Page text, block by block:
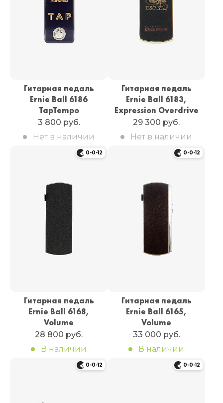
Гитарная педаль
Ernie Ball 6186
TapTempo
3 800 руб.
Нет в наличии
Гитарная педаль
Ernie Ball 6183,
Expression Overdrive
29 300 руб.
Нет в наличии
0-0-12
Гитарная педаль
Ernie Ball 6168,
Volume
28 800 руб.
В наличии
0-0-12
Гитарная педаль
Ernie Ball 6165,
Volume
33 000 руб.
В наличии
0-0-12 0-0-12